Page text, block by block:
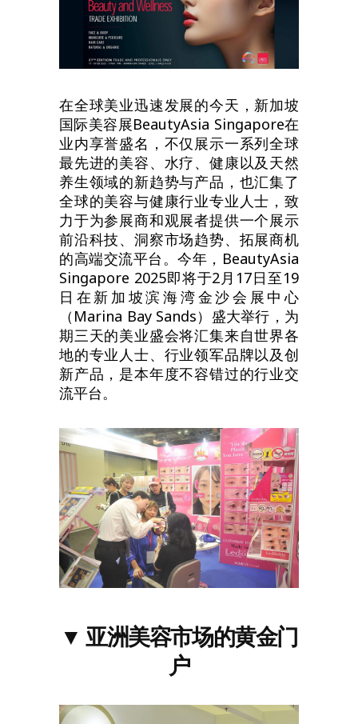
在全球美业迅速发展的今天，新加坡
国际美容展BeautyAsia Singapore在
业内享誉盛名，不仅展示一系列全球
最先进的美容、水疗、健康以及天然
养生领域的新趋势与产品，也汇集了
全球的美容与健康行业专业人士，致
力于为参展商和观展者提供一个展示
前沿科技、洞察市场趋势、拓展商机
的高端交流平台。今年，BeautyAsia
Singapore 2025即将于2月17日至19
日在新加坡滨海湾金沙会展中心
（Marina Bay Sands）盛大举行，为
期三天的美业盛会将汇集来自世界各
地的专业人士、行业领军品牌以及创
新产品，是本年度不容错过的行业交
流平台。
▼亚洲美容市场的黄金门
户